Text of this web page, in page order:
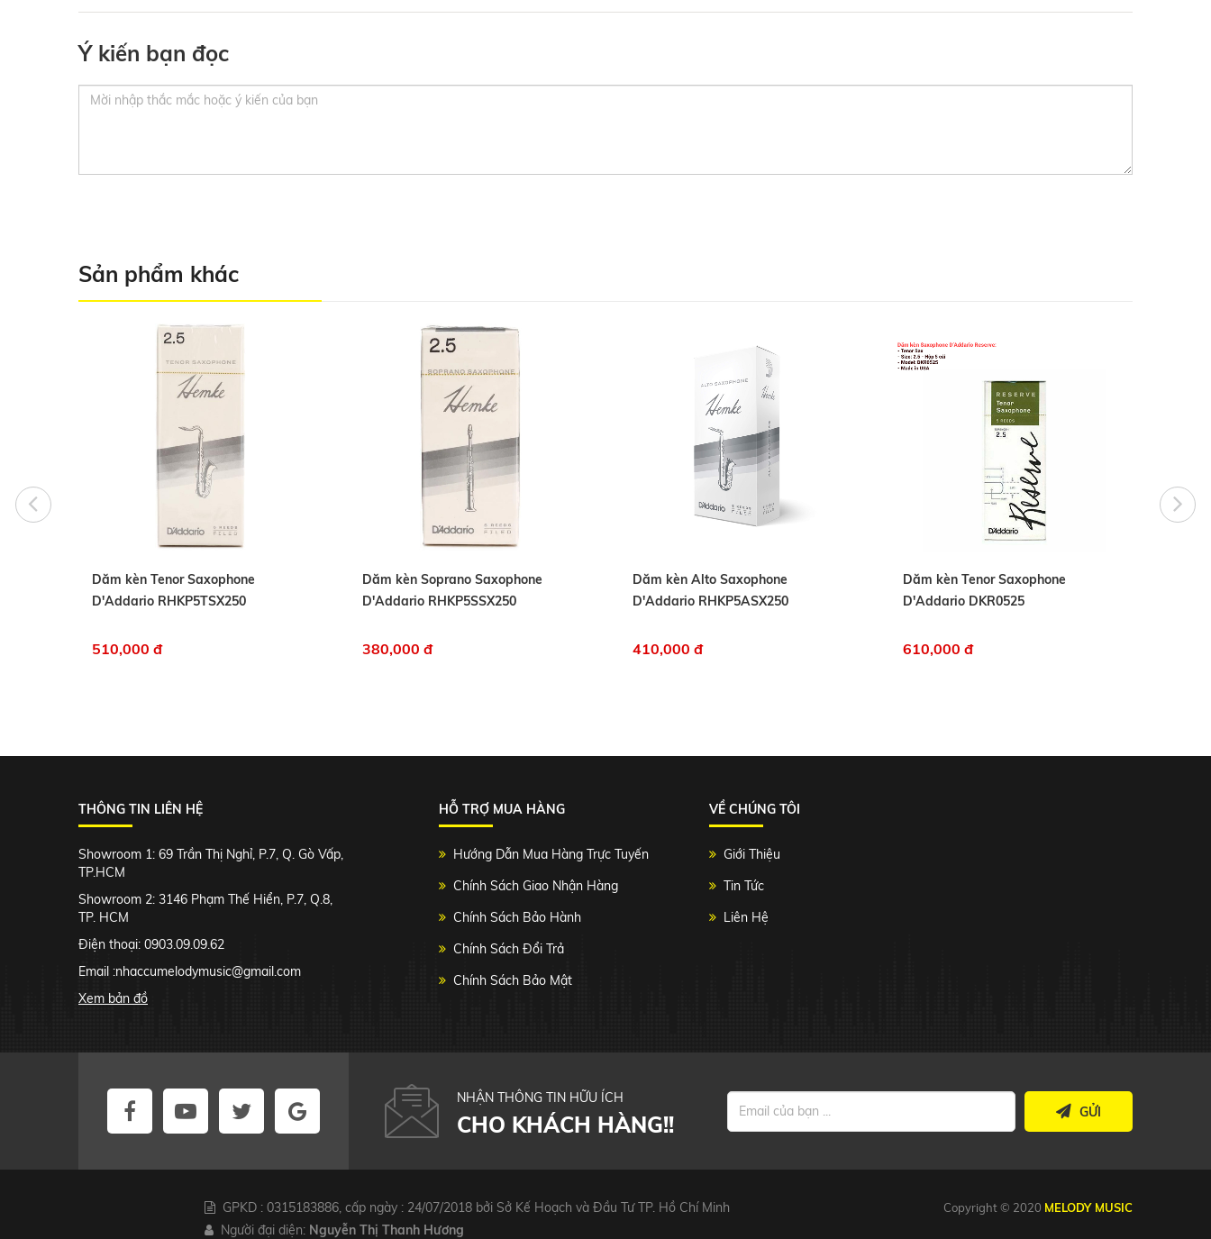
Ý kiến bạn đọc
Sản phẩm khác
Dăm kèn Tenor Saxophone
D'Addario RHKP5TSX250
510,000 đ
Dăm kèn Soprano Saxophone
D'Addario RHKP5SSX250
380,000 đ
Dăm kèn Alto Saxophone
D'Addario RHKP5ASX250
410,000 đ
Dăm kèn Tenor Saxophone
D'Addario DKR0525
610,000 đ
THÔNG TIN LIÊN HỆ
Showroom 1: 69 Trần Thị Nghỉ, P.7, Q. Gò Vấp,
TP.HCM
Showroom 2: 3146 Phạm Thế Hiển, P.7, Q.8,
TP. HCM
Điện thoại: 0903.09.09.62
Email :nhaccumelodymusic@gmail.com
Xem bản đồ
HỖ TRỢ MUA HÀNG
Hướng Dẫn Mua Hàng Trực Tuyến
Chính Sách Giao Nhận Hàng
Chính Sách Bảo Hành
Chính Sách Đổi Trả
Chính Sách Bảo Mật
VỀ CHÚNG TÔI
Giới Thiệu
Tin Tức
Liên Hệ
NHẬN THÔNG TIN HỮU ÍCH
CHO KHÁCH HÀNG!! GỬI
GPKD : 0315183886, cấp ngày : 24/07/2018 bởi Sở Kế Hoạch và Đầu Tư TP. Hồ Chí Minh
Người đại diện: Nguyễn Thị Thanh Hương
Copyright © 2020 MELODY MUSIC